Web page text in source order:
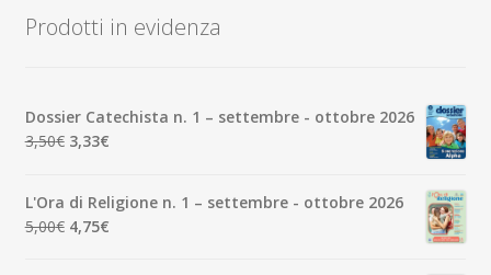
Prodotti in evidenza
Dossier Catechista n. 1 – settembre - ottobre 2026
3,50€ Il
era:
3,50€.
3,33€Il
è:
3,33€.
L'Ora di Religione n. 1 – settembre - ottobre 2026
5,00€ Il
4,75€Il